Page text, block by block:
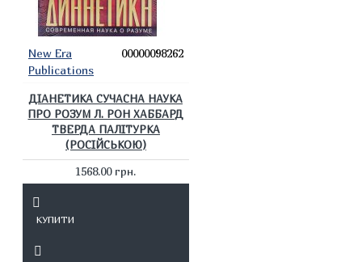
New Era
Publications
00000098262
ДІАНЕТИКА СУЧАСНА НАУКА
ПРО РОЗУМ Л. РОН ХАББАРД
ТВЕРДА ПАЛІТУРКА
(РОСІЙСЬКОЮ)
1568.00 грн.
КУПИТИ